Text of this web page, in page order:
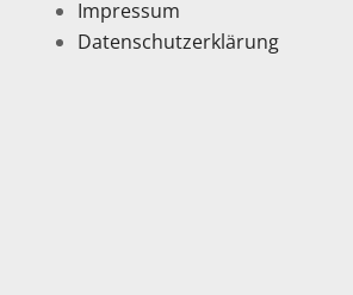
Impressum
Datenschutzerklärung